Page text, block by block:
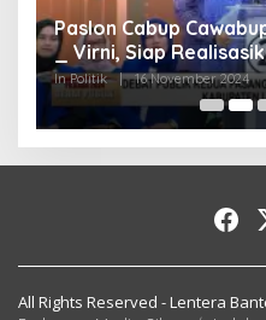
Paslon Cabup
_ Virni, Siap
In Politik | 16 November 2024
All Rights Reserved - Lentera